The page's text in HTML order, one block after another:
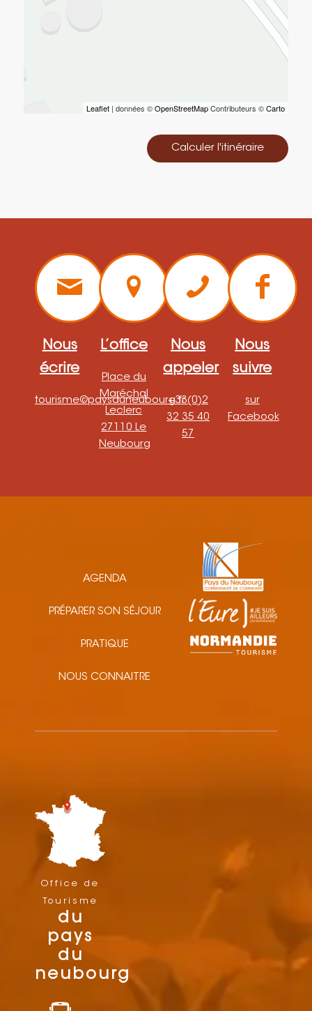
Leaflet | données ©OpenStreetMapContributeurs ©Carto
Calculer l'itinéraire
Nous
écrire
tourisme@paysduneubourg.fr
L’office
Place du
Maréchal
Leclerc
27110 Le
Neubourg
Nous
appeler
+33(0)2
32 35 40
57
Nous
suivre
sur
Facebook
AGENDA
PRÉPARER SON SÉJOUR
PRATIQUE
NOUS CONNAITRE
Office de
Tourisme
du
pays
du
neubourg